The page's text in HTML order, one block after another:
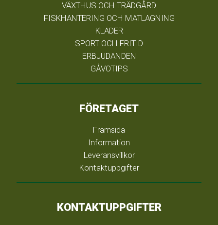
VÄXTHUS OCH TRÄDGÅRD
FISKHANTERING OCH MATLAGNING
KLÄDER
SPORT OCH FRITID
ERBJUDANDEN
GÅVOTIPS
FÖRETAGET
Framsida
Information
Leveransvillkor
Kontaktuppgifter
KONTAKTUPPGIFTER